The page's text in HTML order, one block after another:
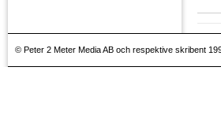
© Peter 2 Meter Media AB och respektive skribent